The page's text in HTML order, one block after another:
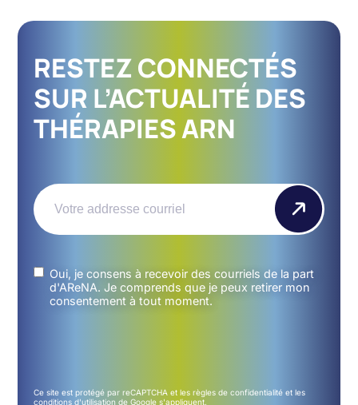
RESTEZ CONNECTÉS
SUR L’ACTUALITÉ DES
THÉRAPIES ARN
Email(Nécessaire)
Untitled(Nécessaire)
Oui, je consens à recevoir des courriels de la part
d'AReNA. Je comprends que je peux retirer mon
consentement à tout moment.
Ce site est protégé par reCAPTCHA et lesrègles de confidentialité et les
conditions d'utilisation de Google s'appliquent.